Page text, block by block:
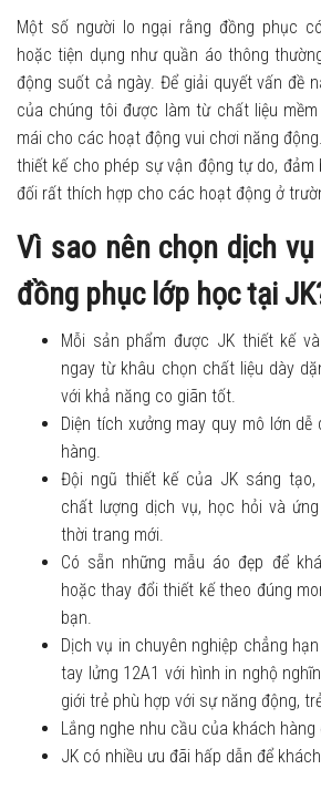
Một số người lo ngại rằng đồng phục
hoặc tiện dụng như quần áo thông
động suốt cả ngày. Để giải quyết vấn đề
của chúng tôi được làm từ chất liệu
mái cho các hoạt động vui chơi năng
thiết kế cho phép sự vận động tự do,
đối rất thích hợp cho các hoạt động ở
Vì sao nên chọn dịch
đồng phục lớp học tại
Mỗi sản phẩm được JK thiết kế
ngay từ khâu chọn chất liệu dày
với khả năng co giãn tốt.
Diện tích xưởng may quy mô lớn dễ
hàng.
Đội ngũ thiết kế của JK sáng tạo,
chất lượng dịch vụ, học hỏi và
thời trang mới.
Có sẵn những mẫu áo đẹp để
hoặc thay đổi thiết kế theo đúng
bạn.
Dịch vụ in chuyên nghiệp chẳng
tay lửng 12A1 với hình in nghộ
giới trẻ phù hợp với sự năng động,
Lắng nghe nhu cầu của khách hàng
JK có nhiều ưu đãi hấp dẫn để